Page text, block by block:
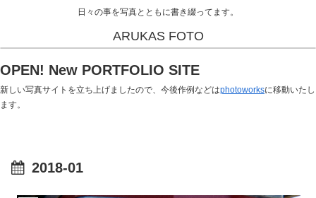
日々の事を写真とともに書き綴ってます。
ARUKAS FOTO
OPEN! New PORTFOLIO SITE
新しい写真サイトを立ち上げましたので、今後作例などはphotoworksに移動いたし
ます。
2018-01